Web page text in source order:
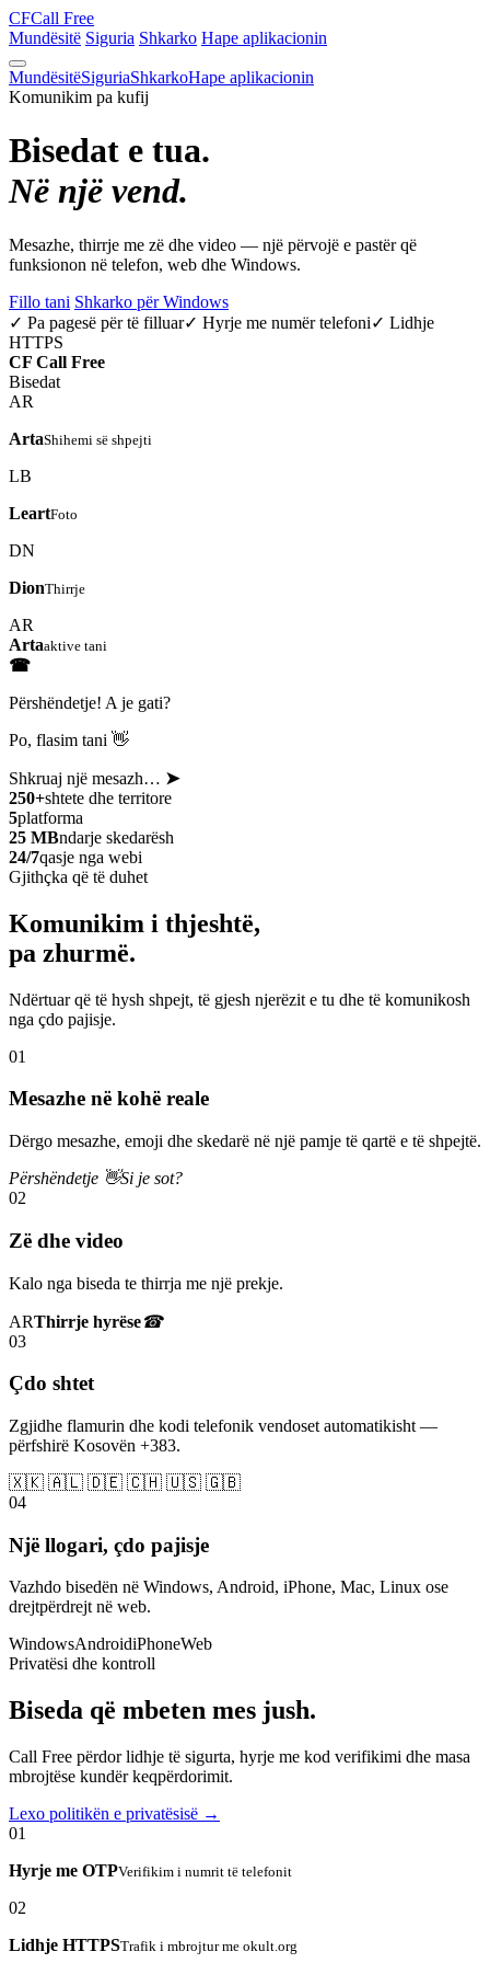
CFCall Free
Mundësitë Siguria Shkarko Hape aplikacionin
MundësitëSiguriaShkarkoHape aplikacionin
Komunikim pa kufij
Bisedat e tua.
Në një vend.
Mesazhe, thirrje me zë dhe video — një përvojë e pastër që
funksionon në telefon, web dhe Windows.
Fillo tani Shkarko për Windows
✓ Pa pagesë për të filluar✓ Hyrje me numër telefoni✓ Lidhje
HTTPS
CF Call Free
Bisedat
AR
ArtaShihemi së shpejti
LB
LeartFoto
DN
DionThirrje
AR
Artaaktive tani
☎
Përshëndetje! A je gati?
Po, flasim tani 👋
Shkruaj një mesazh… ➤
250+shtete dhe territore
5platforma
25 MBndarje skedarësh
24/7qasje nga webi
Gjithçka që të duhet
Komunikim i thjeshtë,
pa zhurmë.
Ndërtuar që të hysh shpejt, të gjesh njerëzit e tu dhe të komunikosh
nga çdo pajisje.
01
Mesazhe në kohë reale
Dërgo mesazhe, emoji dhe skedarë në një pamje të qartë e të shpejtë.
Përshëndetje 👋Si je sot?
02
Zë dhe video
Kalo nga biseda te thirrja me një prekje.
ARThirrje hyrëse☎
03
Çdo shtet
Zgjidhe flamurin dhe kodi telefonik vendoset automatikisht —
përfshirë Kosovën +383.
🇽🇰 🇦🇱 🇩🇪 🇨🇭 🇺🇸 🇬🇧
04
Një llogari, çdo pajisje
Vazhdo bisedën në Windows, Android, iPhone, Mac, Linux ose
drejtpërdrejt në web.
WindowsAndroidiPhoneWeb
Privatësi dhe kontroll
Biseda që mbeten mes jush.
Call Free përdor lidhje të sigurta, hyrje me kod verifikimi dhe masa
mbrojtëse kundër keqpërdorimit.
Lexo politikën e privatësisë →
01
Hyrje me OTPVerifikim i numrit të telefonit
02
Lidhje HTTPSTrafik i mbrojtur me okult.org